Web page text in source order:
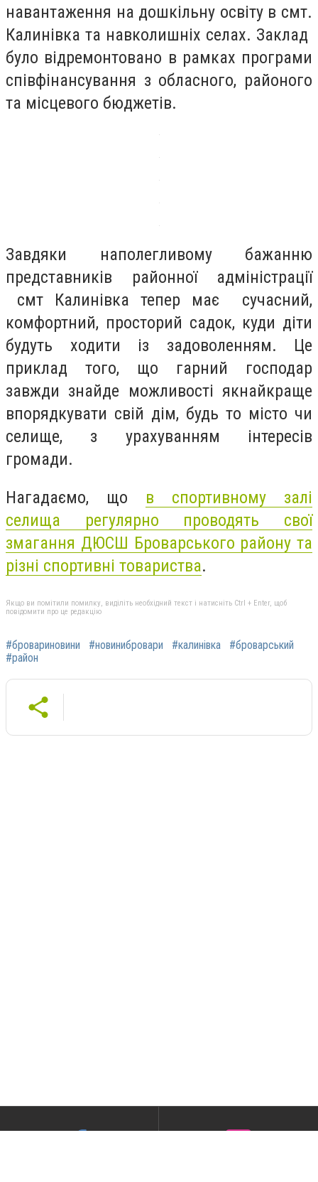
навантаження на дошкільну освіту в смт.
Калинівка та навколишніх селах. Заклад
було відремонтовано в рамках програми
співфінансування з обласного, районого
та місцевого бюджетів.
Завдяки наполегливому бажанню
представників районної адміністрації
смт Калинівка тепер має сучасний,
комфортний, просторий садок, куди діти
будуть ходити із задоволенням. Це
приклад того, що гарний господар
завжди знайде можливості якнайкраще
впорядкувати свій дім, будь то місто чи
селище, з урахуванням інтересів
громади.
Нагадаємо, що в спортивному залі
селища регулярно проводять свої
змагання ДЮСШ Броварського району та
різні спортивні товариства.
Якщо ви помітили помилку, виділіть необхідний текст і натисніть Ctrl + Enter, щоб
повідомити про це редакцію
#бровариновини #новинибровари #калинівка
#броварський
#район